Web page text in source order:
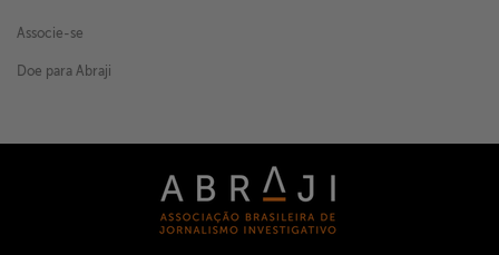
Associe-se
Doe para Abraji